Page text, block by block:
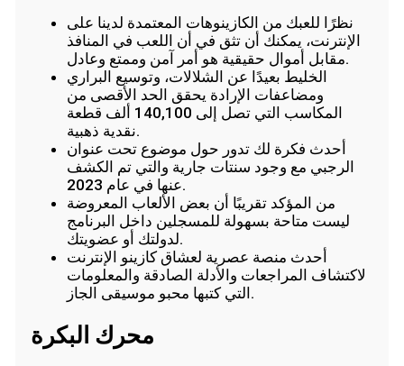
نظرًا للعبك من الكازينوهات المعتمدة لدينا على
الإنترنت، يمكنك أن تثق في أن اللعب في المنافذ
مقابل أموال حقيقية هو أمر آمن وممتع وعادل.
الخليط بعيدًا عن الشلالات، وتوسيع البراري
ومضاعفات الإرادة يحقق الحد الأقصى من
المكاسب التي تصل إلى 140,100 ألف قطعة
نقدية ذهبية.
أحدث فكرة لك تدور حول موضوع تحت عنوان
الرجبي مع وجود سنتات جارية والتي تم الكشف
عنها في عام 2023.
من المؤكد تقريبًا أن بعض الألعاب المعروضة
ليست متاحة بسهولة للمسجلين داخل البرنامج
لدولتك أو عضويتك.
أحدث منصة عصرية لعشاق كازينو الإنترنت
لاكتشاف المراجعات والأدلة الصادقة والمعلومات
التي كتبها محبو موسيقى الجاز.
محرك البكرة